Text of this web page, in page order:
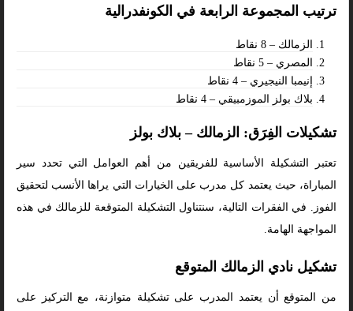
ترتيب المجموعة الرابعة في الكونفدرالية
الزمالك – 8 نقاط
المصري – 5 نقاط
إنيمبا النيجيري – 4 نقاط
بلاك بولز الموزمبيقي – 4 نقاط
تشكيلات الفِرَق: الزمالك – بلاك بولز
تعتبر التشكيلة الأساسية للفريقين من أهم العوامل التي تحدد سير
المباراة، حيث يعتمد كل مدرب على الخيارات التي يراها الأنسب لتحقيق
الفوز. في الفقرات التالية، سنتناول التشكيلة المتوقعة للزمالك في هذه
المواجهة الهامة.
تشكيل نادي الزمالك المتوقع
من المتوقع أن يعتمد المدرب على تشكيلة متوازنة، مع التركيز على